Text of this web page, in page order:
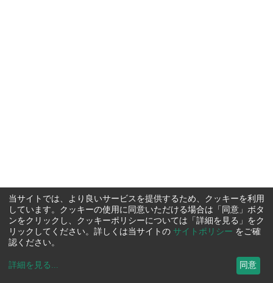
当サイトでは、より良いサービスを提供するため、クッキーを利用
しています。クッキーの使用に同意いただける場合は「同意」ボタ
ンをクリックし、クッキーポリシーについては「詳細を見る」をク
リックしてください。詳しくは当サイトの サイトポリシー をご確
認ください。
詳細を見る ... 同意